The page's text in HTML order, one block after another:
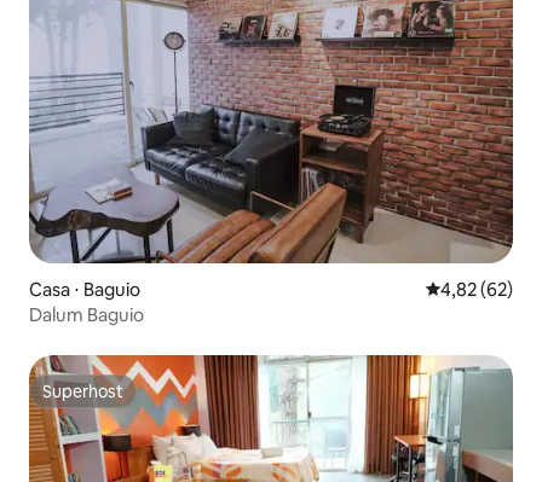
Casa ⋅ Baguio 4,82 de uma
4,82 (62)
Dalum Baguio
Superhost
Superhost